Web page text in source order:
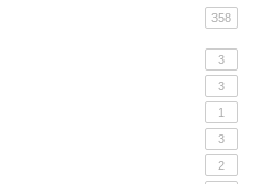
358
3
3
1
3
2